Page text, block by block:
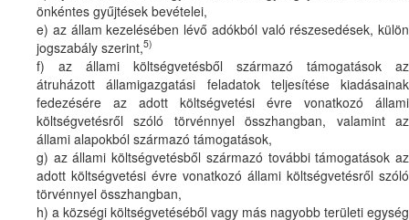
önkéntes gyűjtések bevételei,
e) az állam kezelésében lévő adókból való részesedések, külön
jogszabály szerint,5)
f) az állami költségvetésből származó támogatások az
átruházott államigazgatási feladatok teljesítése kiadásainak
fedezésére az adott költségvetési évre vonatkozó állami
költségvetésről szóló törvénnyel összhangban, valamint az
állami alapokból származó támogatások,
g) az állami költségvetésből származó további támogatások az
adott költségvetési évre vonatkozó állami költségvetésről szóló
törvénnyel összhangban,
h) a községi költségvetéséből vagy más nagyobb területi egység